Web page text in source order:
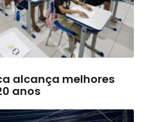
alcança melhores
anos